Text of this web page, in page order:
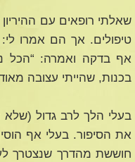
שאלתי רופאים עם
טיפולים. אך הם אמרו
אף בדקה ואמרה: “הכל
בכנות, שהייתי עצובה
בעלי הלך לרב גדול (שלא
את הסיפור. בעלי אף
חוששת מהדרך שנצטרך